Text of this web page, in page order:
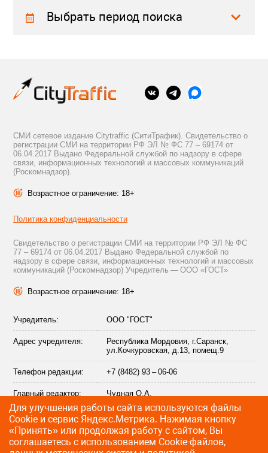
Выбрать период поиска
СМИ сетевое издание Citytraffic (СитиТрафик). Свидетельство о
регистрации СМИ на территории РФ ЭЛ № ФС 77 – 69174 от
06.04.2017 Выдано Федеральной службой по надзору в сфере
связи, информационных технологий и массовых коммуникаций
(Роскомнадзор).
Возрастное ограничение: 18+
Политика конфиденциальности
Свидетельство о регистрации СМИ на территории РФ ЭЛ № ФС
77 – 69174 от 06.04.2017 Выдано Федеральной службой по
надзору в сфере связи, информационных технологий и массовых
коммуникаций (Роскомнадзор) Учредитель — ООО «ГОСТ»
Возрастное ограничение: 18+
Учредитель: ООО "ГОСТ"
Адрес учредителя:
Республика Мордовия, г.Саранск,
ул.Кочкуровская, д.13, помещ.9
Телефон редакции: +7 (8482) 93 – 06-06
Главный редактор: Чудная О.А.
Адрес электронной
почты редакции:
info@citytraffic.ru
Для улучшения работы сайта используются файлы
Сookie и сервис Яндекс.Метрика. Нажимая кнопку
«Принять» или продолжая работу с сайтом, Вы
соглашаетесь с использованием Cookie-файлов,